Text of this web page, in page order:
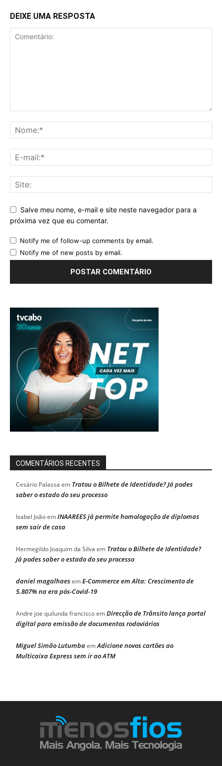
DEIXE UMA RESPOSTA
Salve meu nome, e-mail e site neste navegador para a
próxima vez que eu comentar.
Notify me of follow-up comments by email.
Notify me of new posts by email.
COMENTÁRIOS RECENTES
Cesário Palassa em Tratou o Bilhete de Identidade? Já podes
saber o estado do seu processo
Isabel JoãoemINAAREES já permite homologação de diplomas
sem sair de casa
Hermegildo Joaquim da Silva em Tratou o Bilhete de Identidade?
Já podes saber o estado do seu processo
daniel magalhaesemE-Commerce em Alta: Crescimento de
5.807% na era pós-Covid-19
Andre joe quilunda franciscoemDirecção de Trânsito lança portal
digital para emissão de documentos rodoviários
Miguel Simão LutumbaemAdicione novos cartões ao
Multicaixa Express sem ir ao ATM